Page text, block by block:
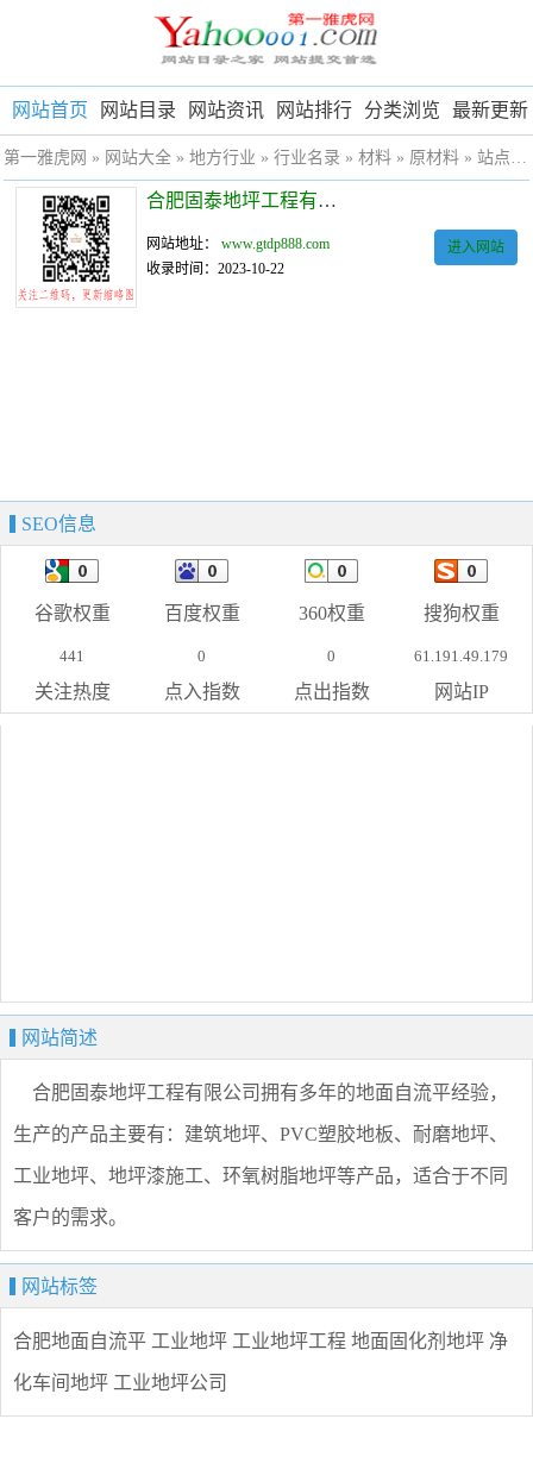
网站首页 网站目录 网站资讯 网站排行 分类浏览 最新更新
第一雅虎网 » 网站大全 » 地方行业 » 行业名录 » 材料 » 原材料 » 站点详细
合肥固泰地坪工程有限公司
网站地址：www.gtdp888.com
收录时间：2023-10-22
进入网站
SEO信息
谷歌权重 百度权重 360权重 搜狗权重
441
关注热度
0
点入指数
0
点出指数
61.191.49.179
网站IP
网站简述
合肥固泰地坪工程有限公司拥有多年的地面自流平经验，
生产的产品主要有：建筑地坪、PVC塑胶地板、耐磨地坪、
工业地坪、地坪漆施工、环氧树脂地坪等产品，适合于不同
客户的需求。
网站标签
合肥地面自流平 工业地坪 工业地坪工程 地面固化剂地坪 净
化车间地坪 工业地坪公司